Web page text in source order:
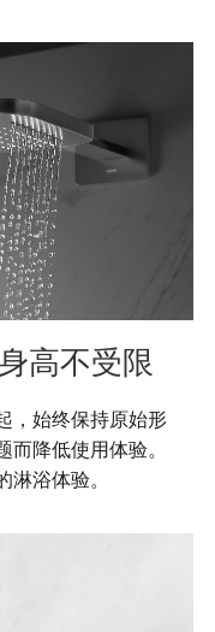
高不受限
，始终保持原始形
降低使用体验。
淋浴体验。